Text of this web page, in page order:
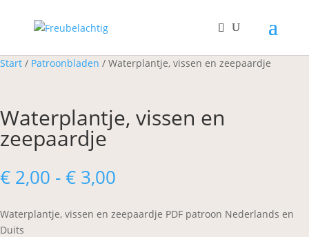
Start / Patroonbladen / Waterplantje, vissen en zeepaardje
Waterplantje, vissen en
zeepaardje
€ 2,00 -€ 3,00
tot
€ 3,00
Waterplantje, vissen en zeepaardje PDF patroon Nederlands en
Duits